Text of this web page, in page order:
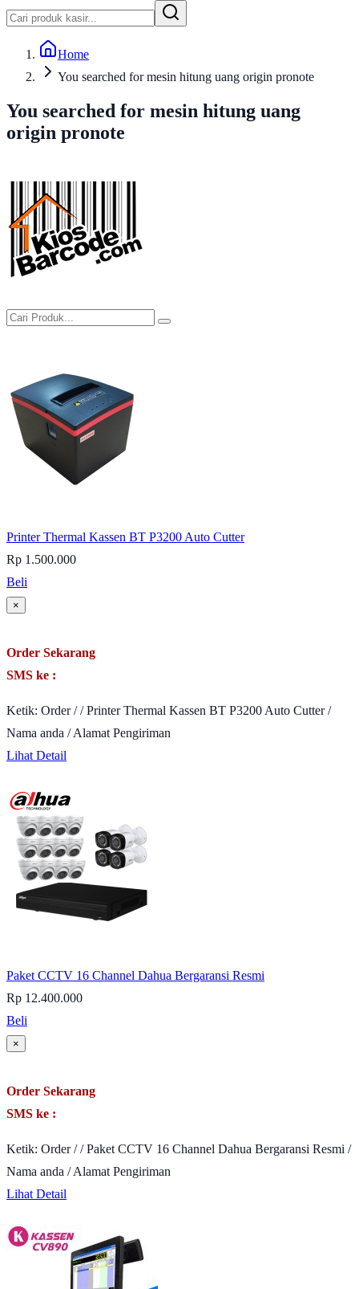
Home
You searched for mesin hitung uang origin pronote
You searched for mesin hitung uang
origin pronote
Printer Thermal Kassen BT P3200 Auto Cutter
Rp 1.500.000
Beli
×
Order Sekarang
SMS ke :
Ketik: Order / / Printer Thermal Kassen BT P3200 Auto Cutter /
Nama anda / Alamat Pengiriman
Lihat Detail
Paket CCTV 16 Channel Dahua Bergaransi Resmi
Rp 12.400.000
Beli
×
Order Sekarang
SMS ke :
Ketik: Order / / Paket CCTV 16 Channel Dahua Bergaransi Resmi /
Nama anda / Alamat Pengiriman
Lihat Detail